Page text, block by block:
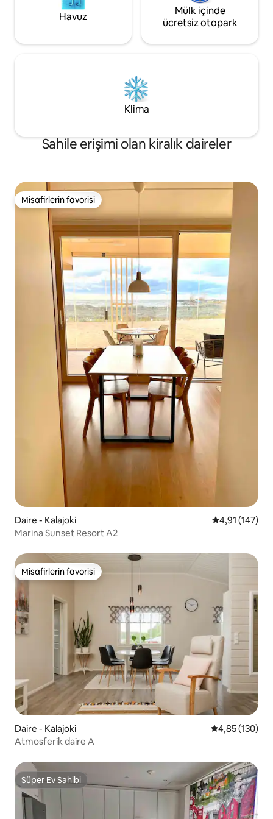
Havuz
Mülk içinde
ücretsiz otopark
Klima
Sahile erişimi olan kiralık daireler
Misafirlerin favorisi
Misafirlerin favorisi
Daire - Kalajoki 5 üzerinden
4,91 (147)
Marina Sunset Resort A2
Misafirlerin favorisi
Misafirlerin favorisi
Daire - Kalajoki 5 üzerinden
4,85 (130)
Atmosferik daire A
Süper Ev Sahibi
Süper Ev Sahibi